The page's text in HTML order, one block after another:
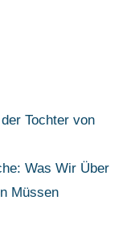
Tochter von
Was Wir Über
Müssen